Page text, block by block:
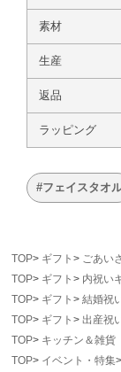
素材
生産
返品
ラッピング
#フェイスタオ
TOP ギフト
ごあい
TOP
ギフト
内祝い
TOP
ギフト
結婚祝
TOP
ギフト
出産祝
TOP
キッチン＆雑貨
TOP
イベント・特集